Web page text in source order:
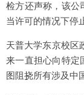
检方还声称，该公
当许可的情况下停
天普大学东京校区
来一直担心向特定
图阻挠所有涉及中